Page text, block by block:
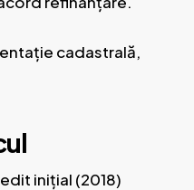
cadastrală,
inițial (2018)